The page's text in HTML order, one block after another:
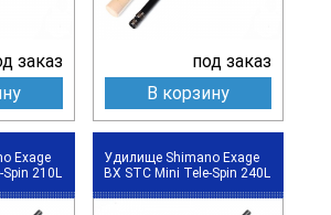
заказ
под заказ
В корзину
Exage
210L
Удилище Shimano Exage
BX STC Mini Tele-Spin 240L